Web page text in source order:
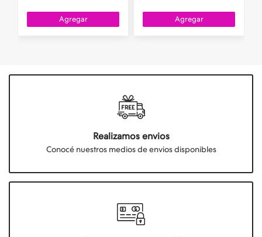
Agregar Agregar
Realizamos envios
Conocé nuestros medios de envios disponibles